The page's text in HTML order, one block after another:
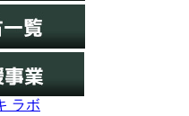
ラボ